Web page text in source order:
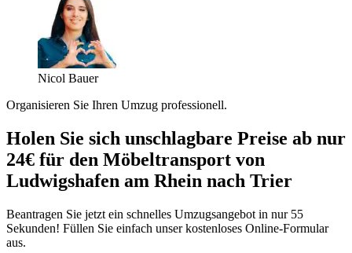
Nicol Bauer
Organisieren Sie Ihren Umzug professionell.
Holen Sie sich unschlagbare Preise ab nur
24€ für den Möbeltransport von
Ludwigshafen am Rhein nach Trier
Beantragen Sie jetzt ein schnelles Umzugsangebot in nur 55
Sekunden! Füllen Sie einfach unser kostenloses Online-Formular
aus.